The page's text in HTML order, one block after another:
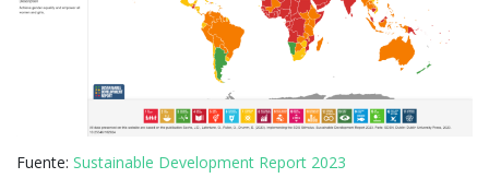
Fuente: Sustainable Development Report 2023